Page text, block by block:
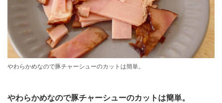
やわらかめなので豚チャーシューのカットは簡単。
やわらかめなので豚チャーシューのカットは簡単。